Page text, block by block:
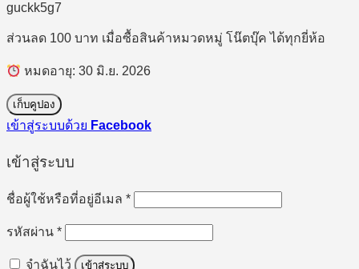
guckk5g7
ส่วนลด 100 บาท เมื่อซื้อสินค้าหมวดหมู่ โน๊ตบุ๊ค ได้ทุกยี่ห้อ
หมดอายุ: 30 มิ.ย. 2026
เก็บคูปอง
เข้าสู่ระบบด้วย Facebook
เข้าสู่ระบบ
ชื่อผู้ใช้หรือที่อยู่อีเมล *ต้องการ
รหัสผ่าน *ต้องการ
จำฉันไว้ เข้าสู่ระบบ